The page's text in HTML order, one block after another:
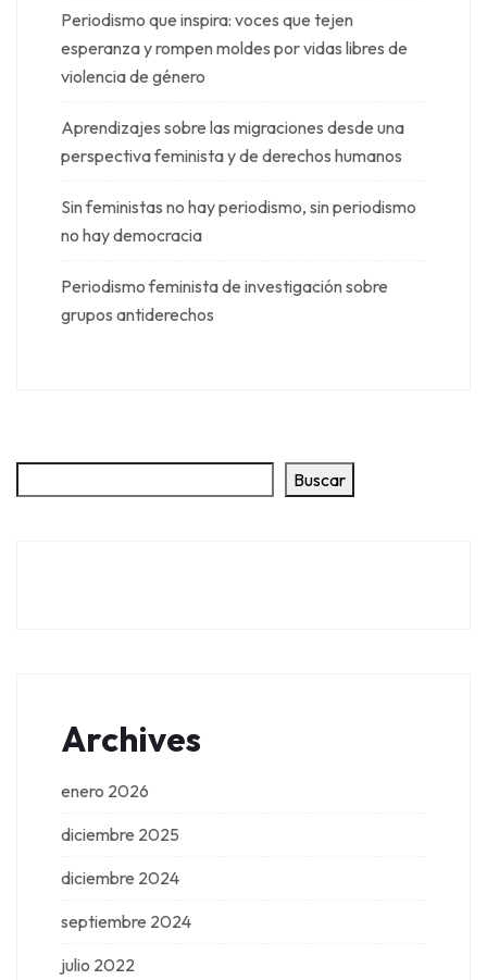
Periodismo que inspira: voces que tejen
esperanza y rompen moldes por vidas libres de
violencia de género
Aprendizajes sobre las migraciones desde una
perspectiva feminista y de derechos humanos
Sin feministas no hay periodismo, sin periodismo
no hay democracia
Periodismo feminista de investigación sobre
grupos antiderechos
Buscar
Archives
enero 2026
diciembre 2025
diciembre 2024
septiembre 2024
julio 2022